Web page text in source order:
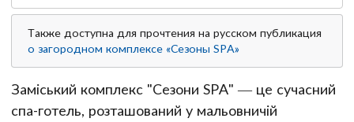
Также доступна для прочтения на русском публикация
о загородном комплексе «Сезоны SPA»
Заміський комплекс "Сезони SPA" — це сучасний
спа-готель, розташований у мальовничій